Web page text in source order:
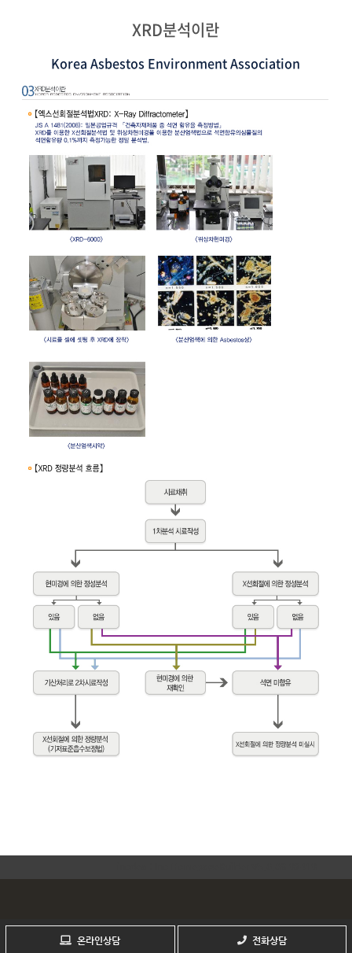
XRD분석이란
Korea Asbestos Environment Association
주소 : 서울시 동대문구 홍릉로 28, 성일빌딩 2층
온라인상담 전화상담